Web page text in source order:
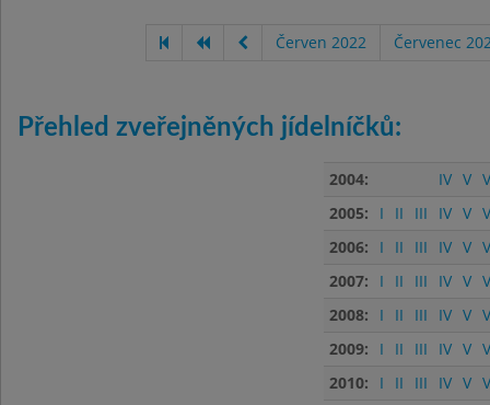
Červen 2022 Červenec
Přehled zveřejněných jídelníčků:
2004: IV V
2005:
I II III IV V
2006:
I II III IV V
2007:
I II III IV V
2008:
I II III IV V
2009:
I II III IV V
2010:
I II III IV V